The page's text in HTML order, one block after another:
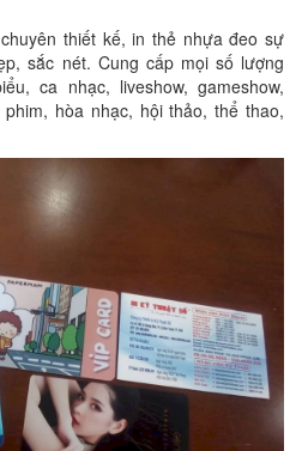
thiết kế, in thẻ nhựa đeo sự
sắc nét. Cung cấp mọi số lượng
ca nhạc, liveshow, gameshow,
hòa nhạc, hội thảo, thể thao,